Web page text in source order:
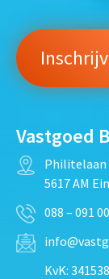
Vastgoed
Philitelaan
5617 AM
088 – 091
KvK: